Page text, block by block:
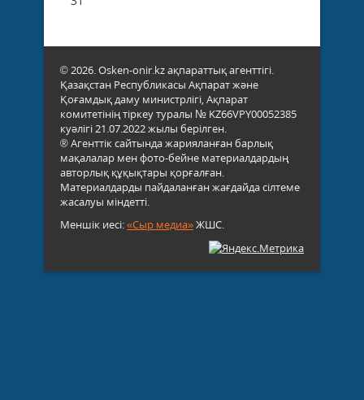
© 2026. Osken-onir.kz ақпараттық агенттігі.
Қазақстан Республикасы Ақпарат және
Қоғамдық даму министрлігі, Ақпарат
комитетінің тіркеу туралы № KZ66VPY00052385
куәлігі 21.07.2022 жылы берілген.
® Агенттік сайтында жарияланған барлық
мақалалар мен фото-бейне материалдардың
авторлық құқықтары қорғалған.
Материалдарды пайдаланған жағдайда сілтеме
жасалуы міндетті.
Меншік иесі:«Сыр медиа»ЖШС.